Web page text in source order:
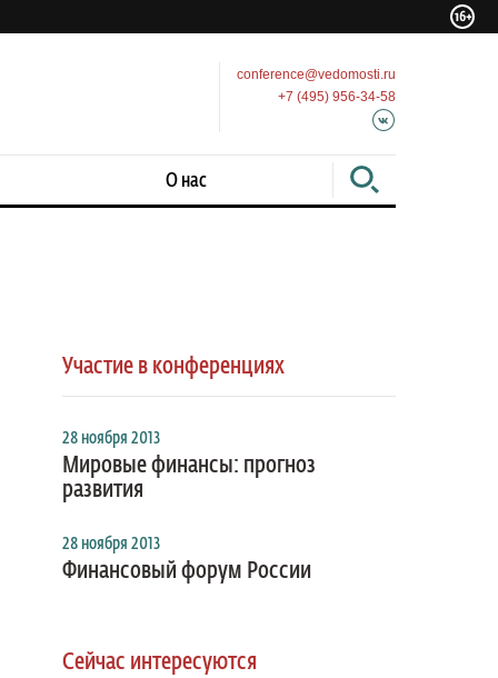
conference@vedomosti.ru
+7 (495) 956-34-58
О нас
Участие в конференциях
28 ноября 2013
Мировые финансы: прогноз
развития
28 ноября 2013
Финансовый форум России
Сейчас интересуются